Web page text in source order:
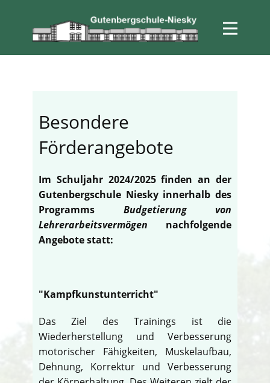
Besondere
Förderangebote
Im Schuljahr 2024/2025 finden an der
Gutenbergschule Niesky innerhalb des
Programms Budgetierung von
Lehrerarbeitsvermögen nachfolgende
Angebote statt:
"Kampfkunstunterricht"
Das Ziel des Trainings ist die
Wiederherstellung und Verbesserung
motorischer Fähigkeiten, Muskelaufbau,
Dehnung, Korrektur und Verbesserung